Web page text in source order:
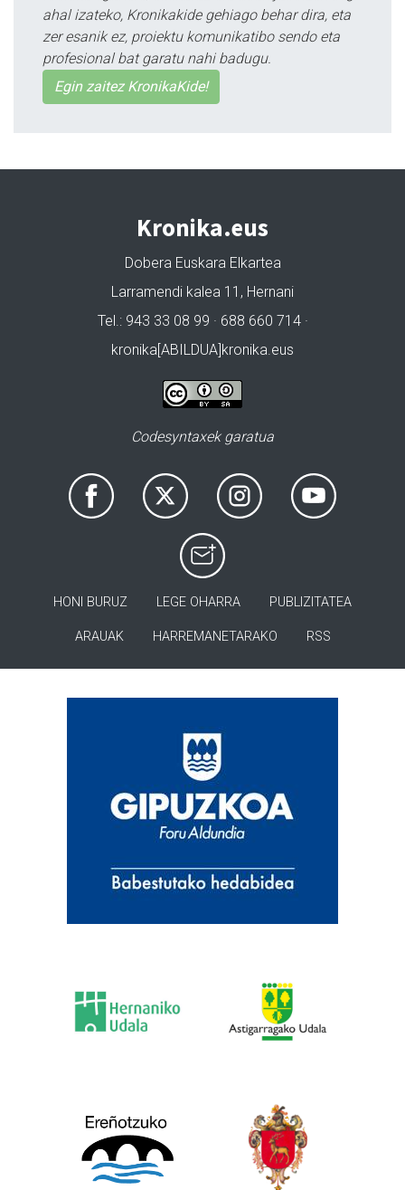
ahal izateko, Kronikakide gehiago behar dira, eta
zer esanik ez, proiektu komunikatibo sendo eta
profesional bat garatu nahi badugu.
Egin zaitez KronikaKide!
Kronika.eus
Dobera Euskara Elkartea
Larramendi kalea 11, Hernani
Tel.: 943 33 08 99 · 688 660 714 ·
kronika[ABILDUA]kronika.eus
Codesyntaxek garatua
HONI BURUZ LEGE OHARRA PUBLIZITATEA
ARAUAK HARREMANETARAKO RSS